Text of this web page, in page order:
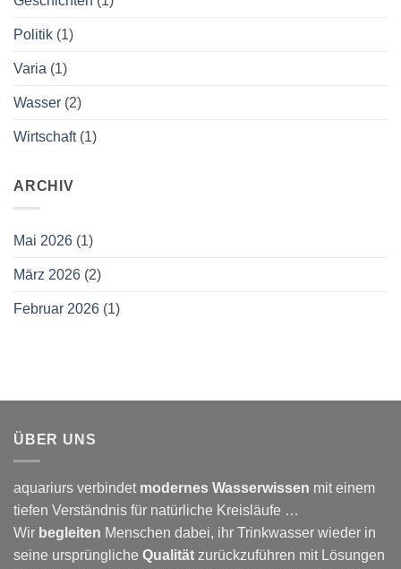
Politik (1)
Varia (1)
Wasser (2)
Wirtschaft(1)
ARCHIV
Mai 2026 (1)
März 2026 (2)
Februar 2026 (1)
ÜBER UNS
aquariurs verbindet modernes Wasserwissen mit einem
tiefen Verständnis für natürliche Kreisläufe …
Wir begleiten Menschen dabei, ihr Trinkwasser wieder in
seine ursprüngliche Qualität zurückzuführen mit Lösungen